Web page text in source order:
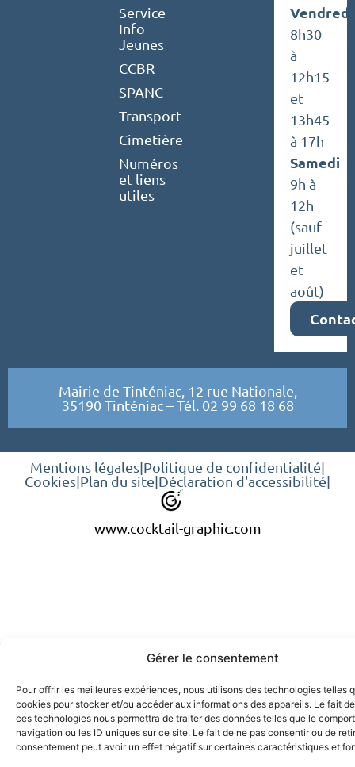
Gérer le consentement
Pour offrir les meilleures expériences, nous utilisons des technologies telles
cookies pour stocker et/ou accéder aux informations des appareils. Le fait
ces technologies nous permettra de traiter des données telles que le
navigation ou les ID uniques sur ce site. Le fait de ne pas consentir ou de
consentement peut avoir un effet négatif sur certaines caractéristiques et
Service
Info
Jeunes
CCBR
SPANC
Transport
Cimetière
Numéros
et liens
utiles
Vendredi
8h30
à
12h15
et
13h45
à 17h
Samedi
9h à
12h
(sauf
juillet
et
août)
Mairie de Tinténiac, 12 rue Nationale,
35190 Tinténiac – Tél. 02 99 68 18 68
Mentions légales|Politique de confidentialité|
Cookies|Plan du site|Déclaration d'accessibilité|
www.cocktail-graphic.com